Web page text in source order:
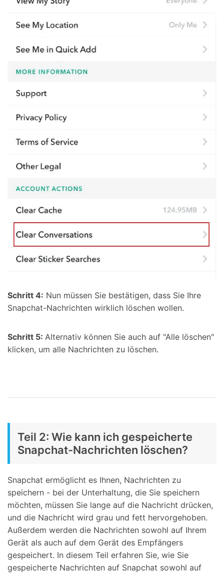
Schritt 4: Nun müssen Sie bestätigen, dass Sie Ihre
Snapchat-Nachrichten wirklich löschen wollen.
Schritt 5: Alternativ können Sie auch auf "Alle löschen"
klicken, um alle Nachrichten zu löschen.
Teil 2: Wie kann ich gespeicherte
Snapchat-Nachrichten löschen?
Snapchat ermöglicht es Ihnen, Nachrichten zu
speichern - bei der Unterhaltung, die Sie speichern
möchten, müssen Sie lange auf die Nachricht drücken,
und die Nachricht wird grau und fett hervorgehoben.
Außerdem werden die Nachrichten sowohl auf Ihrem
Gerät als auch auf dem Gerät des Empfängers
gespeichert. In diesem Teil erfahren Sie, wie Sie
gespeicherte Nachrichten auf Snapchat sowohl auf